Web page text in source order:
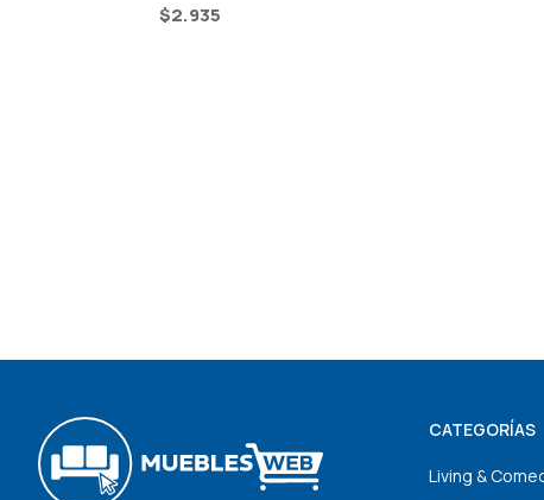
$2.935
CATEGORÍAS
Living &